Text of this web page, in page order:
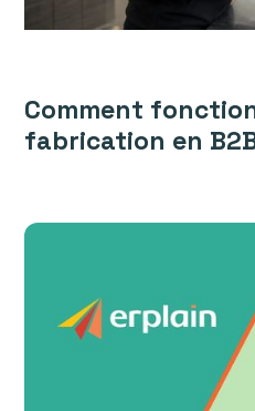
Comment
fabrication en